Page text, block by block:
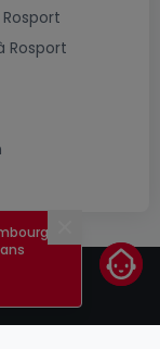
Rosport
Fermer
!